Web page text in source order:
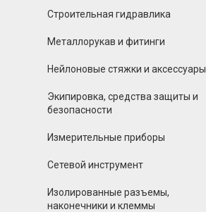
Строительная гидравлика
Металлорукав и фитинги
Нейлоновые стяжки и аксессуары
Экипировка, средства защиты и
безопасности
Измерительные приборы
Сетевой инструмент
Изолированные разъемы,
наконечники и клеммы